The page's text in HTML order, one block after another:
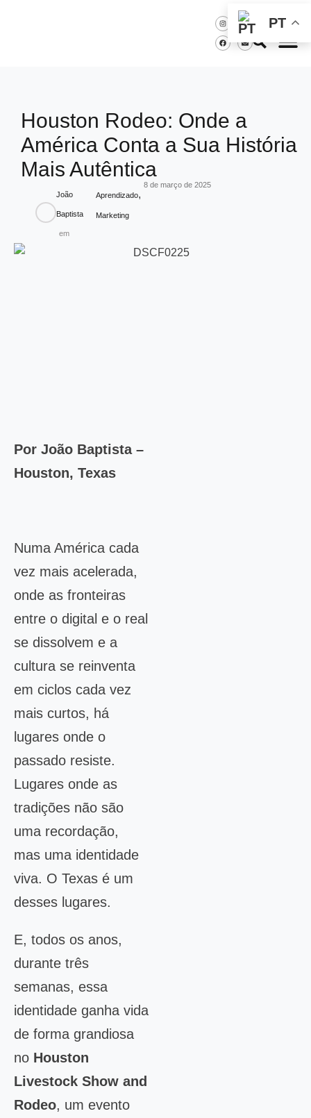
Houston Rodeo: Onde a
América Conta a Sua História
Mais Autêntica
João
Baptista
em
Aprendizado,
Marketing
8 de março de 2025
Por João Baptista –
Houston, Texas
Numa América cada
vez mais acelerada,
onde as fronteiras
entre o digital e o real
se dissolvem e a
cultura se reinventa
em ciclos cada vez
mais curtos, há
lugares onde o
passado resiste.
Lugares onde as
tradições não são
uma recordação,
mas uma identidade
viva. O Texas é um
desses lugares.
E, todos os anos,
durante três
semanas, essa
identidade ganha vida
de forma grandiosa
no Houston
Livestock Show and
Rodeo, um evento
PT